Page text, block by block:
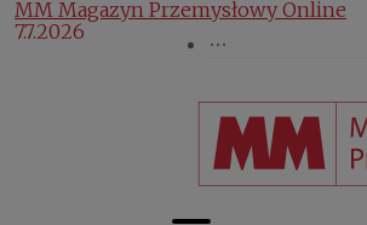
MM Magazyn Przemysłowy Online
7.7.2026